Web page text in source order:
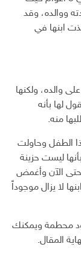
ووالده، وقد
ابنها في
والده، ولكنها
لها بأنه
منه.
الطفل وحاولت
ليست حزينة
حتى الآن وأغمض
لا يزال موجوداً
محطمة ويمكنك
المقال.